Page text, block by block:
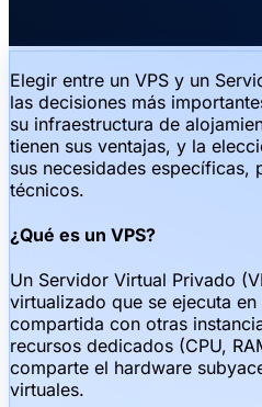
Elegir entre un VPS y un
las decisiones más
su infraestructura de
tienen sus ventajas, y la
sus necesidades específicas,
técnicos.
¿Qué es un VPS?
Un Servidor Virtual Privado
virtualizado que se ejecuta
compartida con otras
recursos dedicados (CPU,
comparte el hardware
virtuales.